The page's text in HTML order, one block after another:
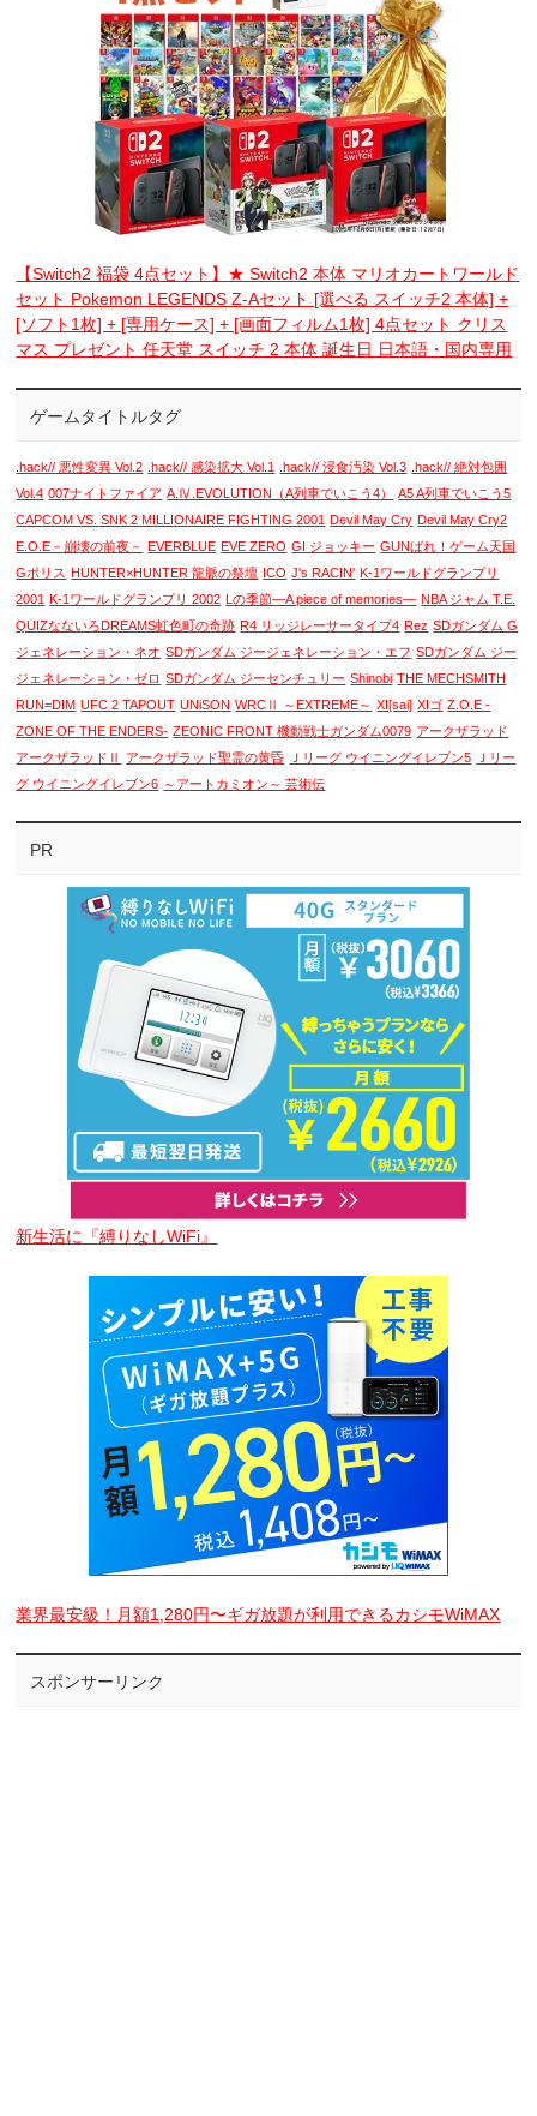
【Switch2 福袋 4点セット】★ Switch2 本体 マリオカートワールド
セット Pokemon LEGENDS Z-Aセット [選べる スイッチ2 本体] +
[ソフト1枚] + [専用ケース] + [画面フィルム1枚] 4点セット クリス
マス プレゼント 任天堂 スイッチ 2 本体 誕生日 日本語・国内専用
ゲームタイトルタグ
.hack// 悪性変異 Vol.2 .hack// 感染拡大 Vol.1 .hack// 浸食汚染 Vol.3 .hack// 絶対包囲
Vol.4 007ナイトファイア A.Ⅳ.EVOLUTION（A列車でいこう4）
A5 A列車でいこう5
CAPCOM VS. SNK 2 MILLIONAIRE FIGHTING 2001 Devil May Cry Devil May Cry2
E.O.E－崩壊の前夜－
EVERBLUE EVE ZERO GI ジョッキー GUNばれ！ゲーム天国
Gポリス HUNTER×HUNTER 龍脈の祭壇 ICO J's RACIN' K-1ワールドグランプリ
2001 K-1ワールドグランプリ 2002 Lの季節―A piece of memories― NBA ジャム T.E.
QUIZなないろDREAMS虹色町の奇跡 R4 リッジレーサータイプ4 Rez SDガンダム G
ジェネレーション・ネオ SDガンダム ジージェネレーション・エフ SDガンダム ジー
ジェネレーション・ゼロ SDガンダム ジーセンチュリー Shinobi THE MECHSMITH
RUN=DIM UFC 2 TAPOUT UNiSON WRCⅡ ～EXTREME～ XI[sai] XIゴ Z.O.E -
ZONE OF THE ENDERS- ZEONIC FRONT 機動戦士ガンダム0079 アークザラッド
アークザラッドⅡ
アークザラッド聖霊の黄昏 Ｊリーグ ウイニングイレブン5
Ｊリー
グ ウイニングイレブン6 ～アートカミオン～ 芸術伝
PR
新生活に『縛りなしWiFi』
業界最安級！月額1,280円〜ギガ放題が利用できるカシモWiMAX
スポンサーリンク